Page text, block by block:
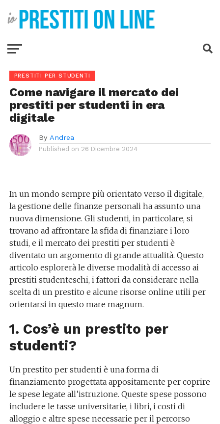
PRESTITI PER STUDENTI
Come navigare il mercato dei
prestiti per studenti in era
digitale
By Andrea
Published on 26 Dicembre 2024
In un mondo sempre più orientato verso il digitale,
la gestione delle finanze personali ha assunto una
nuova dimensione. Gli studenti, in particolare, si
trovano ad affrontare la sfida di finanziare i loro
studi, e il mercato dei prestiti per studenti è
diventato un argomento di grande attualità. Questo
articolo esplorerà le diverse modalità di accesso ai
prestiti studenteschi, i fattori da considerare nella
scelta di un prestito e alcune risorse online utili per
orientarsi in questo mare magnum.
1. Cos’è un prestito per
studenti?
Un prestito per studenti è una forma di
finanziamento progettata appositamente per coprire
le spese legate all’istruzione. Queste spese possono
includere le tasse universitarie, i libri, i costi di
alloggio e altre spese necessarie per il percorso